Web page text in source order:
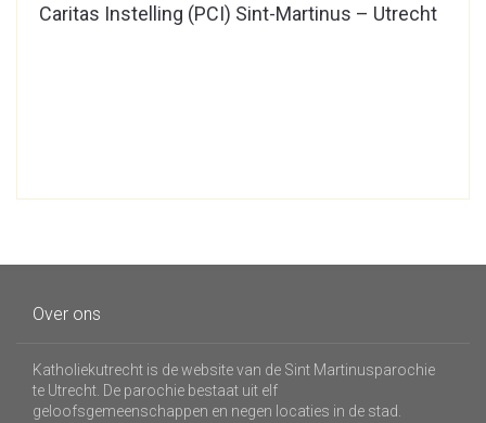
Caritas Instelling (PCI) Sint-Martinus – Utrecht
Over ons
Katholiekutrecht is de website van de Sint Martinusparochie
te Utrecht. De parochie bestaat uit elf
geloofsgemeenschappen en negen locaties in de stad.